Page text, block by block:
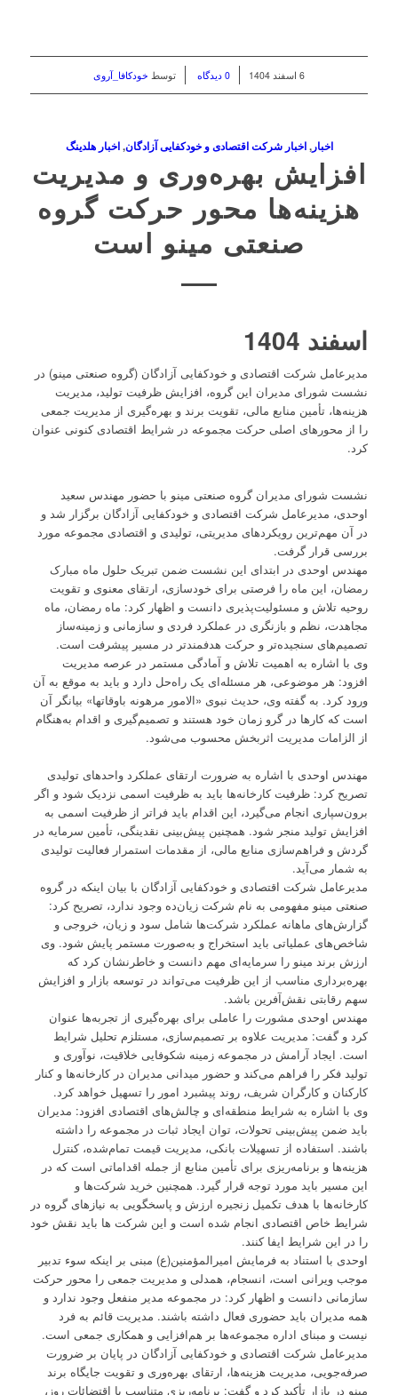
6 اسفند 1404 / 0 دیدگاه توسط خودکافا_آر‌وی
اخبار,اخبار شرکت اقتصادی و خودکفایی آزادگان,اخبار هلدینگ
افزایش بهره‌وری و مدیریت
هزینه‌ها محور حرکت گروه
صنعتی مینو است
اسفند 1404
مدیرعامل شرکت اقتصادی و خودکفایی آزادگان (گروه صنعتی مینو) در
نشست شورای مدیران این گروه، افزایش ظرفیت تولید، مدیریت
هزینه‌ها، تأمین منابع مالی، تقویت برند و بهره‌گیری از مدیریت جمعی
را از محورهای اصلی حرکت مجموعه در شرایط اقتصادی کنونی عنوان
کرد.
نشست شورای مدیران گروه صنعتی مینو با حضور مهندس سعید
اوحدی، مدیرعامل شرکت اقتصادی و خودکفایی آزادگان برگزار شد و
در آن مهم‌ترین رویکردهای مدیریتی، تولیدی و اقتصادی مجموعه مورد
بررسی قرار گرفت.
مهندس اوحدی در ابتدای این نشست ضمن تبریک حلول ماه مبارک
رمضان، این ماه را فرصتی برای خودسازی، ارتقای معنوی و تقویت
روحیه تلاش و مسئولیت‌پذیری دانست و اظهار کرد: ماه رمضان، ماه
مجاهدت، نظم و بازنگری در عملکرد فردی و سازمانی و زمینه‌ساز
تصمیم‌های سنجیده‌تر و حرکت هدفمندتر در مسیر پیشرفت است.
وی با اشاره به اهمیت تلاش و آمادگی مستمر در عرصه مدیریت
افزود: هر موضوعی، هر مسئله‌ای یک راه‌حل دارد و باید به موقع به آن
ورود کرد. به گفته وی، حدیث نبوی «الامور مرهونه باوقاتها» بیانگر آن
است که کارها در گرو زمان خود هستند و تصمیم‌گیری و اقدام به‌هنگام
از الزامات مدیریت اثربخش محسوب می‌شود.
مهندس اوحدی با اشاره به ضرورت ارتقای عملکرد واحدهای تولیدی
تصریح کرد: ظرفیت کارخانه‌ها باید به ظرفیت اسمی نزدیک شود و اگر
برون‌سپاری انجام می‌گیرد، این اقدام باید فراتر از ظرفیت اسمی به
افزایش تولید منجر شود. همچنین پیش‌بینی نقدینگی، تأمین سرمایه در
گردش و فراهم‌سازی منابع مالی، از مقدمات استمرار فعالیت تولیدی
به شمار می‌آید.
مدیرعامل شرکت اقتصادی و خودکفایی آزادگان با بیان اینکه در گروه
صنعتی مینو مفهومی به نام شرکت زیان‌ده وجود ندارد، تصریح کرد:
گزارش‌های ماهانه عملکرد شرکت‌ها شامل سود و زیان، خروجی و
شاخص‌های عملیاتی باید استخراج و به‌صورت مستمر پایش شود. وی
ارزش برند مینو را سرمایه‌ای مهم دانست و خاطرنشان کرد که
بهره‌برداری مناسب از این ظرفیت می‌تواند در توسعه بازار و افزایش
سهم رقابتی نقش‌آفرین باشد.
مهندس اوحدی مشورت را عاملی برای بهره‌گیری از تجربه‌ها عنوان
کرد و گفت: مدیریت علاوه بر تصمیم‌سازی، مستلزم تحلیل شرایط
است. ایجاد آرامش در مجموعه زمینه شکوفایی خلاقیت، نوآوری و
تولید فکر را فراهم می‌کند و حضور میدانی مدیران در کارخانه‌ها و کنار
کارکنان و کارگران شریف، روند پیشبرد امور را تسهیل خواهد کرد.
وی با اشاره به شرایط منطقه‌ای و چالش‌های اقتصادی افزود: مدیران
باید ضمن پیش‌بینی تحولات، توان ایجاد ثبات در مجموعه را داشته
باشند. استفاده از تسهیلات بانکی، مدیریت قیمت تمام‌شده، کنترل
هزینه‌ها و برنامه‌ریزی برای تأمین منابع از جمله اقداماتی است که در
این مسیر باید مورد توجه قرار گیرد. همچنین خرید شرکت‌ها و
کارخانه‌ها با هدف تکمیل زنجیره ارزش و پاسخگویی به نیازهای گروه در
شرایط خاص اقتصادی انجام شده است و این شرکت ها باید نقش خود
را در این شرایط ایفا کنند.
اوحدی با استناد به فرمایش امیرالمؤمنین(ع) مبنی بر اینکه سوء تدبیر
موجب ویرانی است، انسجام، همدلی و مدیریت جمعی را محور حرکت
سازمانی دانست و اظهار کرد: در مجموعه مدیر منفعل وجود ندارد و
همه مدیران باید حضوری فعال داشته باشند. مدیریت قائم به فرد
نیست و مبنای اداره مجموعه‌ها بر هم‌افزایی و همکاری جمعی است.
مدیرعامل شرکت اقتصادی و خودکفایی آزادگان در پایان بر ضرورت
صرفه‌جویی، مدیریت هزینه‌ها، ارتقای بهره‌وری و تقویت جایگاه برند
مینو در بازار تأکید کرد و گفت: برنامه‌ریزی متناسب با اقتضائات روز،